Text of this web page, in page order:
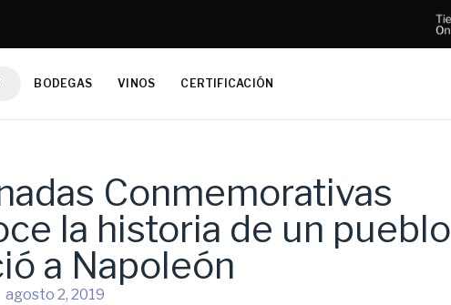
BODEGAS VINOS CERTIFICACIÓN
Conmemorativas
la historia de un pueblo
a Napoleón
agosto 2, 2019